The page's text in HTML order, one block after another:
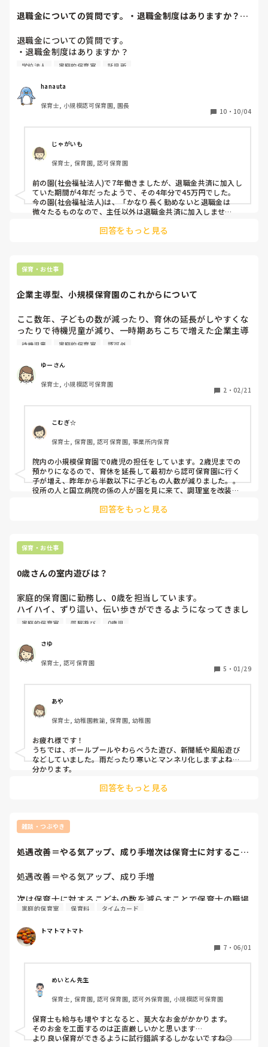
年4.5ヵ月で、あらかじめもらえないことも分
かっているので、こんなもんなのかなと個人
また、辞めたあとに退職金手続きで前の園に
行かないといけなかったのですが、それが面
だれが進め
ケーション
退職金についての質問です。・退職金制度はありますか？・
退職金についての質問です。
・退職金制度はありますか？
・何年働くといくら位もらえますか？
今まで退職金制度のある会社で働いたことがなく、転職活動
を機に退職金制度のある会社に務めたいと考えています。株
式会社や社会福祉法人などによって様々だと思うので、色ん
学校法人 家庭的保育室 託児所
hanauta
保育士, 小規模認可保育園, 園長
10 ・ 10/04
じゃがいも
保育士, 保育園, 認可保育園
前の園(社会福祉法人)で7年働きましたが、退職金共済に加入し
ていた期間が4年だったようで、その4年分で45万円でした。
今の園(社会福祉法人)は、「かなり長く勤めないと退職金は
微々たるものなので、主任以外は退職金共済に加入しませ
が、
今の園はサビ残少なめ・30分単位で残業代がつき、お給料も相
いことも分かっているので、こんなもんなのかなと個人的に思
また、辞めたあとに退職金手続きで前の園に行かないといけな
かったのですが、それが面倒&苦痛でした。
回答をもっと見る
保育・お仕事
企業主導型、小規模保育園のこれからについて
ここ数年、子どもの数が減ったり、育休の延長がしやすくな
ったりで待機児童が減り、一時期あちこちで増えた企業主導
型の保育園の閉園が増えていると聞きました。
ンになり、小規模保育園が閉園ということもあるのか懸念し
ています。
今後、企業主導型保育園や小規模保育園はどうなっていくの
でしょうか？
今、小規模保育園で働いているので、漠然と不安になり、み
なさんの意見を聞かせていただきたいです。
待機児童 家庭的保育室 認可外
ゆーさん
保育士, 小規模認可保育園
2 ・ 02/21
こむぎ☆
保育士, 保育園, 認可保育園, 事業所内保育
院内の小規模保育園で0歳児の担任をしています。2歳児までの
預かりになるので、育休を延長して最初から認可保育園に行く
子が増え、昨年から半数以下に子どもの人数が減りました。。
役所の人と国立病院の係の人が園を見に来て、調理室を改装し
れ、3歳児クラスから、2ヶ所どちらかの認可保育園に優先で入
回答をもっと見る
保育・お仕事
0歳さんの室内遊びは？
家庭的保育園に勤務し、0歳を担当しています。
ハイハイ、ずり這い、伝い歩きができるようになってきまし
た。
タがつきてきました。何かアドバイス頂けるとうれしいで
す。
家庭的保育室 部屋遊び 0歳児
さゆ
保育士, 認可保育園
5 ・ 01/29
あや
保育士, 幼稚園教諭, 保育園, 幼稚園
お疲れ様です！
うちでは、ボールプールやわらべうた遊び、新聞紙や風船遊び
などしていました。雨だったり寒いとマンネリ化しますよね…
分かります。
回答をもっと見る
雑談・つぶやき
処遇改善＝やる気アップ、成り手増次は保育士に対するこど
処遇改善＝やる気アップ、成り手増
次は保育士に対するこどもの数を減らすことで保育士の職場
環境を改善→過酷さではなく、保育の充実にやりがいを感じ
そんなことが起こらないかなぁ。
対人数は限界に挑戦するのではなく、ゆとりを持たせること
でこどもも保護者も保育士もみんな幸せになれるはず。職員
のゆとり部分を作るには国からの補助金改善が必要。対人数
が減ったら仕事の持ち帰りや、サービス残業も改善されたり
して。
家庭的保育室 保育料 タイムカード
トマトマトマト
7 ・ 06/01
めいとん先生
保育士, 保育園, 認可保育園, 認可外保育園, 小規模認可保育園
保育士も給与も増やすとなると、莫大なお金がかかります。
そのお金を工面するのは正直厳しいかと思います…
より良い保育ができるように試行錯誤するしかないですね😥